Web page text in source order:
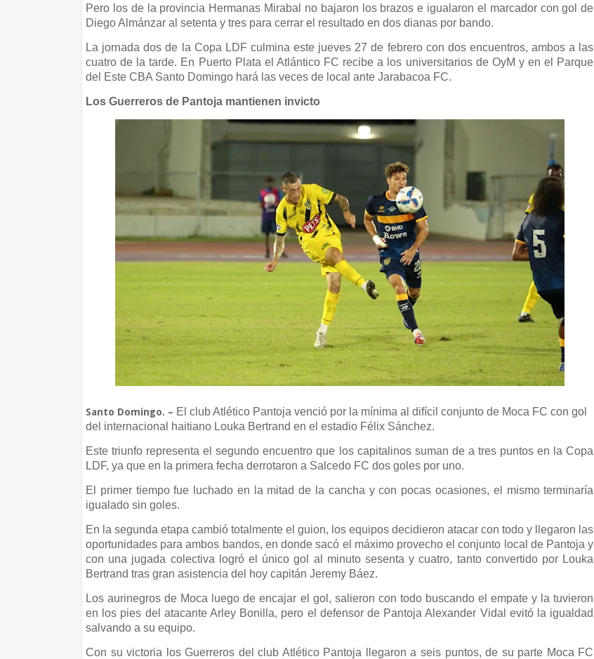
Pero los de la provincia Hermanas Mirabal no bajaron los brazos e igualaron el marcador con gol de
Diego Almánzar al setenta y tres para cerrar el resultado en dos dianas por bando.
La jornada dos de la Copa LDF culmina este jueves 27 de febrero con dos encuentros, ambos a las
cuatro de la tarde. En Puerto Plata el Atlántico FC recibe a los universitarios de OyM y en el Parque
del Este CBA Santo Domingo hará las veces de local ante Jarabacoa FC.
Los Guerreros de Pantoja mantienen invicto
Santo Domingo. – El club Atlético Pantoja venció por la mínima al difícil conjunto de Moca FC con gol
del internacional haitiano Louka Bertrand en el estadio Félix Sánchez.
Este triunfo representa el segundo encuentro que los capitalinos suman de a tres puntos en la Copa
LDF, ya que en la primera fecha derrotaron a Salcedo FC dos goles por uno.
El primer tiempo fue luchado en la mitad de la cancha y con pocas ocasiones, el mismo terminaría
igualado sin goles.
En la segunda etapa cambió totalmente el guion, los equipos decidieron atacar con todo y llegaron las
oportunidades para ambos bandos, en donde sacó el máximo provecho el conjunto local de Pantoja y
con una jugada colectiva logró el único gol al minuto sesenta y cuatro, tanto convertido por Louka
Bertrand tras gran asistencia del hoy capitán Jeremy Báez.
Los aurinegros de Moca luego de encajar el gol, salieron con todo buscando el empate y la tuvieron
en los pies del atacante Arley Bonilla, pero el defensor de Pantoja Alexander Vidal evitó la igualdad
salvando a su equipo.
Con su victoria los Guerreros del club Atlético Pantoja llegaron a seis puntos, de su parte Moca FC